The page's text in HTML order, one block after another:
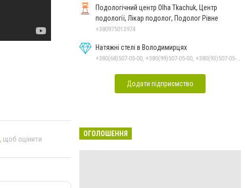
, щоб оцінити
Подологічний центр Olha Tkachuk, Центр
подології, Лікар подолог, Подолог Рівне
+380975013974
Натяжні стелі в Володимирцях
+380(68)507-05-00, +380(99)507-05-00, +380(93)507-05-00
Додати підприємство
ОГОЛОШЕННЯ